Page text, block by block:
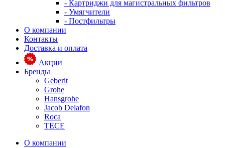
- Картриджи для магистральных фильтров
- Умягчители
- Постфильтры
О компании
Контакты
Доставка и оплата
Акции
Бренды
Geberit
Grohe
Hansgrohe
Jacob Delafon
Roca
TECE
О компании